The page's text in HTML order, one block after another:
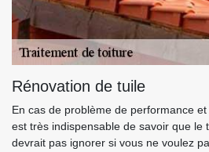
Rénovation de tuile
En cas de problème de performance
est très indispensable de savoir que le
devrait pas ignorer si vous ne voulez